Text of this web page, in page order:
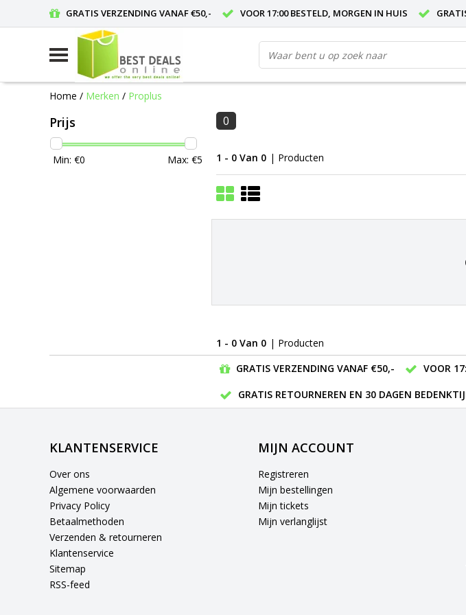
GRATIS VERZENDING VANAF €50,- VOOR 17:00 BESTELD, MORGEN IN HUIS
Home / Merken / Proplus
Prijs
Min: €0 Max: €5
0
1 - 0 Van 0 | Producten
1 - 0 Van 0 | Producten
GRATIS VERZENDING VANAF €50,-
VOOR
GRATIS RETOURNEREN EN 30 DAGEN
KLANTENSERVICE
Over ons
Algemene voorwaarden
Privacy Policy
Betaalmethoden
Verzenden & retourneren
Klantenservice
Sitemap
RSS-feed
MIJN ACCOUNT
Registreren
Mijn bestellingen
Mijn tickets
Mijn verlanglijst